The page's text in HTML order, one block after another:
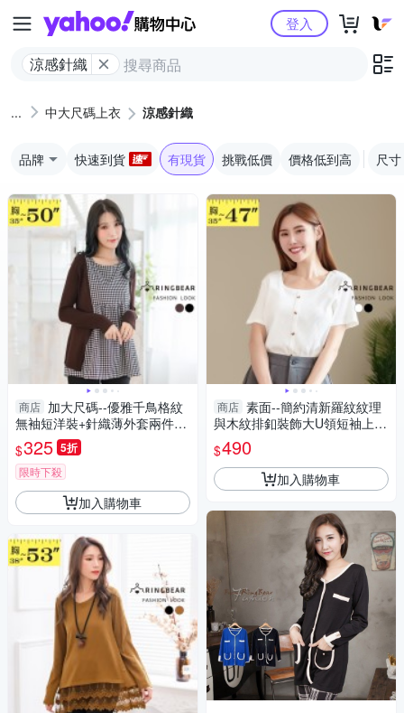
Yahoo購物中心
涼感針織
登入
中大尺碼上衣 涼感針織
品牌 快速到貨 有現貨 挑戰低價 價格低到高 尺寸
商店 加大尺碼--優雅千鳥格紋
無袖短洋裝+針織薄外套兩件式
套裝(黑.咖XL-5L)-X191眼圈熊
中大尺碼
$325 5折
限時下殺
加入購物車
商店 素面--簡約清新羅紋紋理
與木紋排釦裝飾大U領短袖上衣
(白.黑L-3L)-U727眼圈熊中大尺
碼
$490
加入購物車